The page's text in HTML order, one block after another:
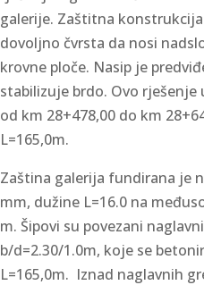
galerije. Zaštitna
dovoljno čvrsta da nosi
krovne ploče. Nasip je
stabilizuje brdo. Ovo
od km 28+478,00 do km
L=165,0m.
Zaština galerija fundirana je
mm, dužine L=16.0 na
m. Šipovi su povezani
b/d=2.30/1.0m, koje se
L=165,0m. Iznad naglavnih